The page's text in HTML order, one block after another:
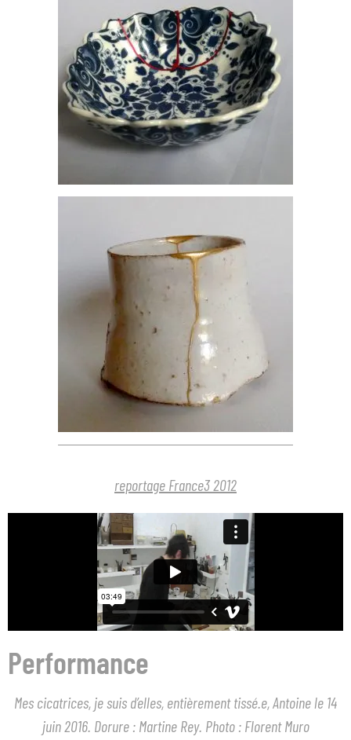
reportage France3 2012
Performance
Mes cicatrices, je suis d’elles, entièrement tissé.e, Antoine le 14
juin 2016. Dorure : Martine Rey. Photo : Florent Muro